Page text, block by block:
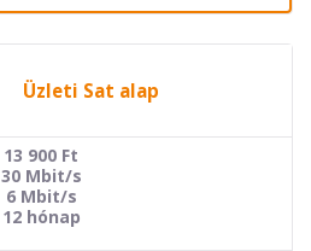
Üzleti Sat alap
13 900 Ft
30 Mbit/s
6 Mbit/s
12 hónap